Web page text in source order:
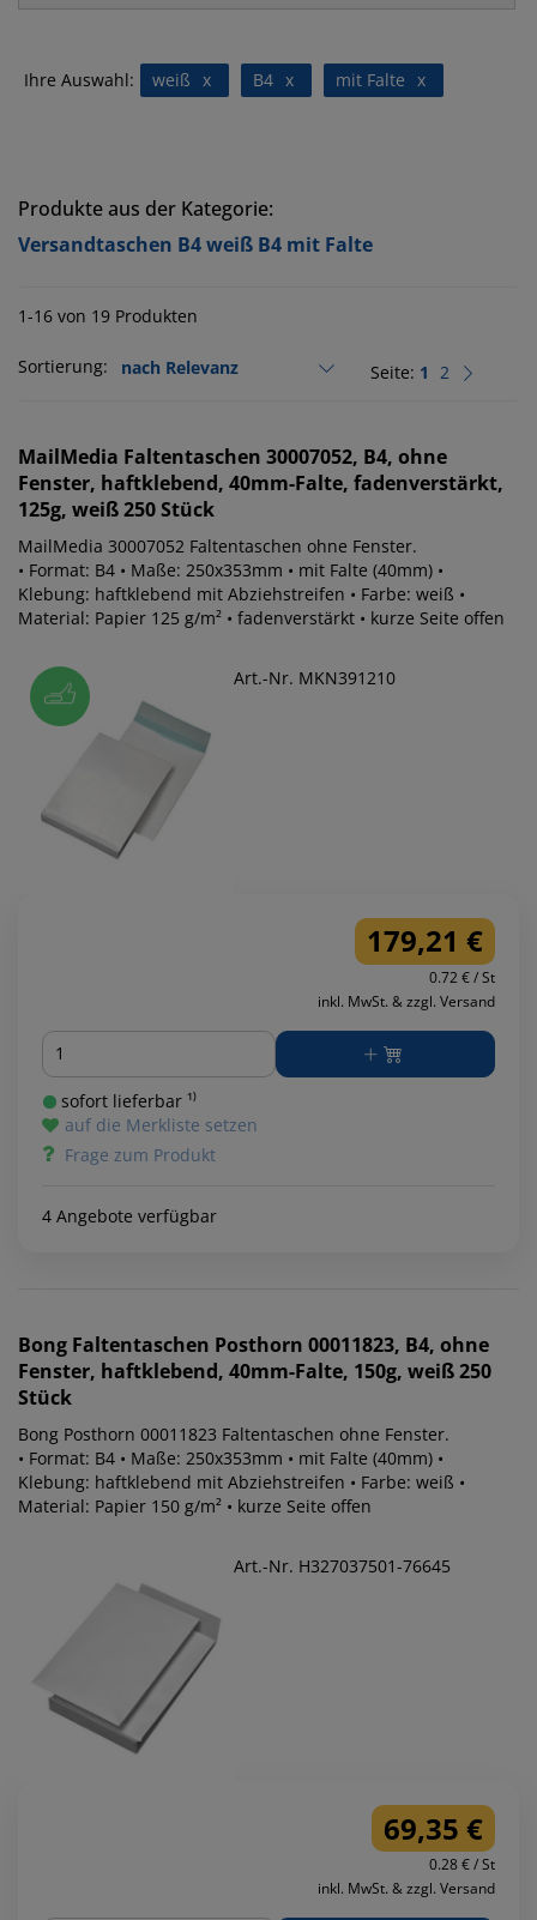
Ihre Auswahl: x
weiß x
B4 x
mit Falte
Produkte aus der Kategorie:
Versandtaschen B4 weiß B4 mit Falte
1-16 von 19 Produkten
Sortierung: Seite: 1 2
MailMedia Faltentaschen 30007052, B4, ohne
Fenster, haftklebend, 40mm-Falte, fadenverstärkt,
125g, weiß 250 Stück
MailMedia 30007052 Faltentaschen ohne Fenster.
• Format: B4 • Maße: 250x353mm • mit Falte (40mm) •
Klebung: haftklebend mit Abziehstreifen • Farbe: weiß •
Material: Papier 125 g/m² • fadenverstärkt • kurze Seite offen
Art.-Nr. MKN391210
179,21 €
0.72 € / St
inkl. MwSt. & zzgl. Versand
Menge
sofort lieferbar ¹⁾
auf die Merkliste setzen
Frage zum Produkt
4 Angebote verfügbar
Bong Faltentaschen Posthorn 00011823, B4, ohne
Fenster, haftklebend, 40mm-Falte, 150g, weiß 250
Stück
Bong Posthorn 00011823 Faltentaschen ohne Fenster.
• Format: B4 • Maße: 250x353mm • mit Falte (40mm) •
Klebung: haftklebend mit Abziehstreifen • Farbe: weiß •
Material: Papier 150 g/m² • kurze Seite offen
Art.-Nr. H327037501-76645
69,35 €
0.28 € / St
inkl. MwSt. & zzgl. Versand